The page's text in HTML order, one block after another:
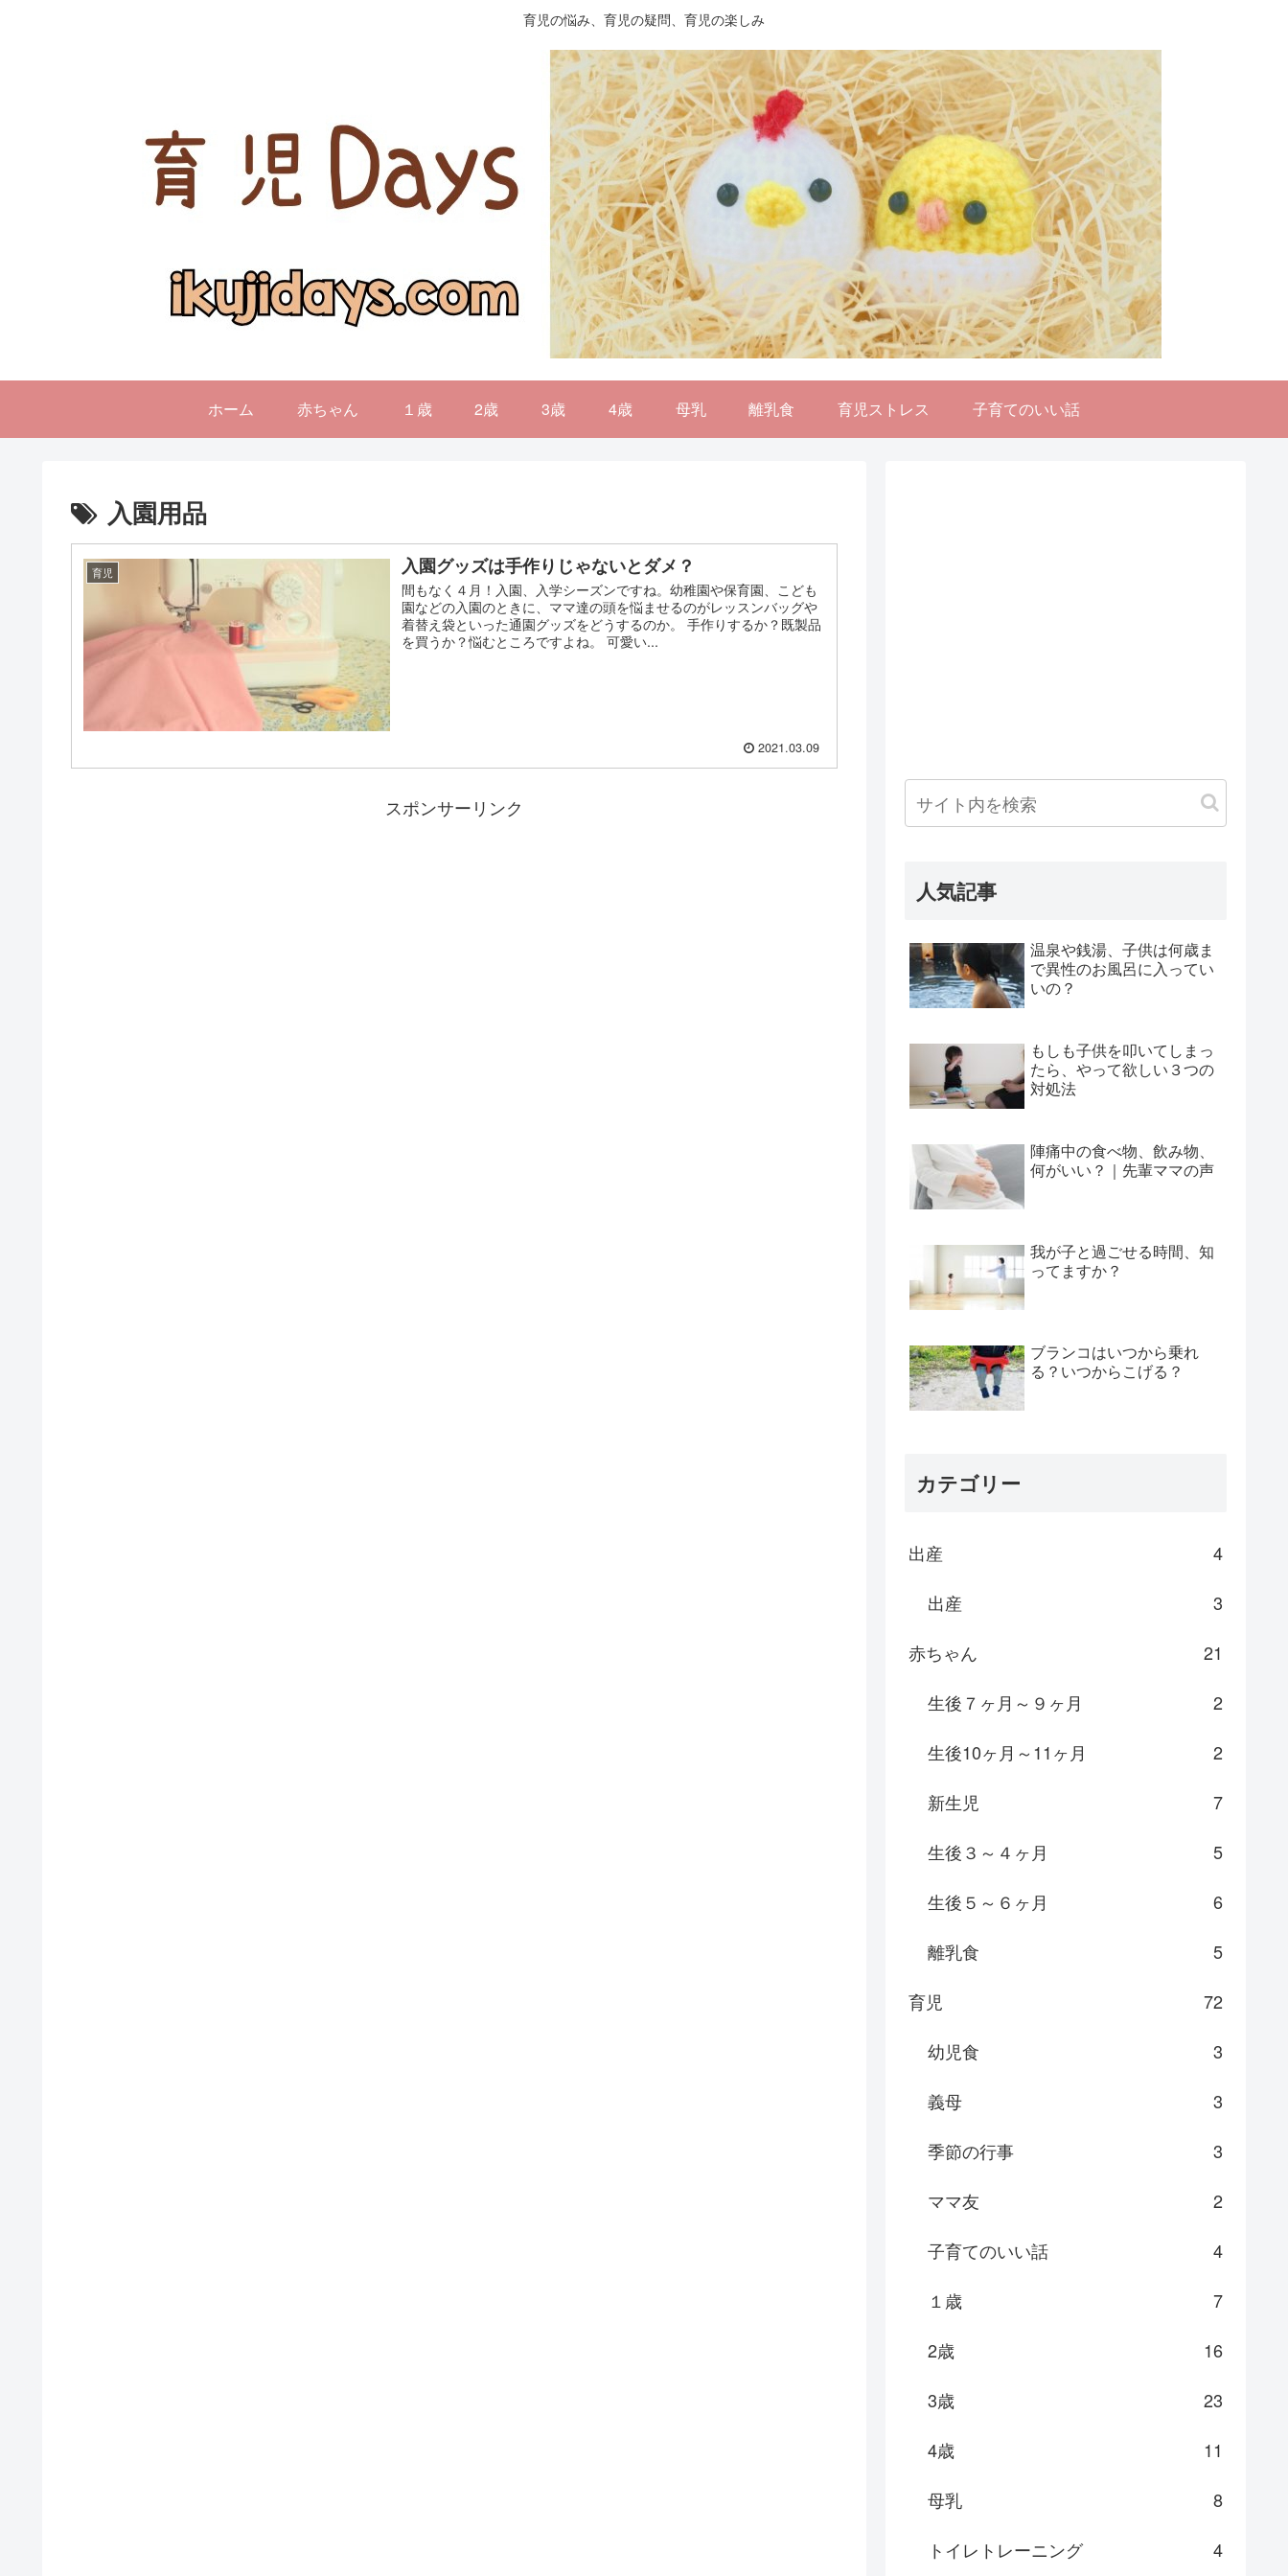
育児の悩み、育児の疑問、育児の楽しみ
ホーム 赤ちゃん １歳 2歳 3歳 4歳 母乳 離乳食 育児ストレス 子育てのいい話
入園用品
育児 入園グッズは手作りじゃないとダメ？
間もなく４月！入園、入学シーズンですね。幼稚園や保育園、こども
園などの入園のときに、ママ達の頭を悩ませるのがレッスンバッグや
着替え袋といった通園グッズをどうするのか。 手作りするか？既製品
を買うか？悩むところですよね。 可愛い...
2021.03.09
スポンサーリンク
人気記事
温泉や銭湯、子供は何歳ま
で異性のお風呂に入ってい
いの？
もしも子供を叩いてしまっ
たら、やって欲しい３つの
対処法
陣痛中の食べ物、飲み物、
何がいい？｜先輩ママの声
我が子と過ごせる時間、知
ってますか？
ブランコはいつから乗れ
る？いつからこげる？
カテゴリー
出産
4
出産
3
赤ちゃん
21
生後７ヶ月～９ヶ月
2
生後10ヶ月～11ヶ月
2
新生児
7
生後３～４ヶ月
5
生後５～６ヶ月
6
離乳食
5
育児
72
幼児食
3
義母
3
季節の行事
3
ママ友
2
子育てのいい話
4
１歳
7
2歳
16
3歳
23
4歳
11
母乳
8
トイレトレーニング
4